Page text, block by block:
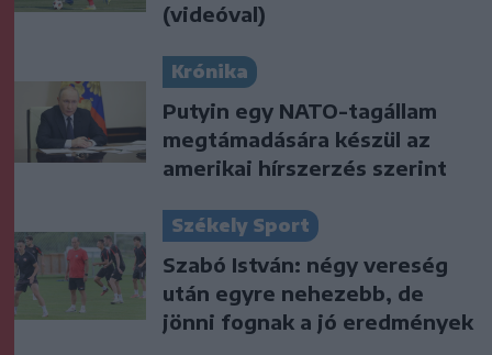
(videóval)
Krónika
Putyin egy NATO-tagállam
megtámadására készül az
amerikai hírszerzés szerint
Székely Sport
Szabó István: négy vereség
után egyre nehezebb, de
jönni fognak a jó eredmények